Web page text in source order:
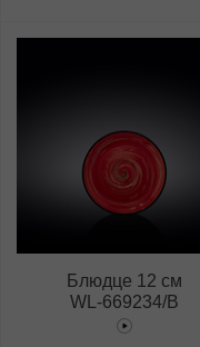
Блюдце 12 см
WL‑669234/B